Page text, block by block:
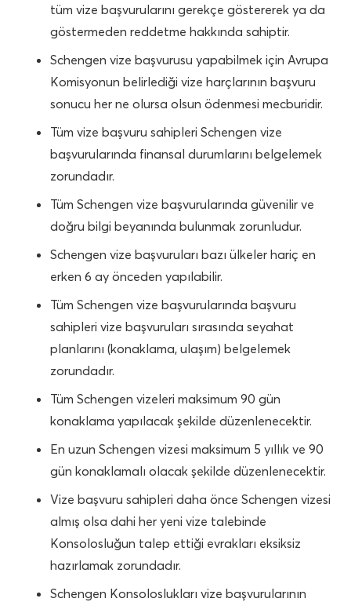
tüm vize başvurularını gerekçe göstererek ya da
göstermeden reddetme hakkında sahiptir.
Schengen vize başvurusu yapabilmek için Avrupa
Komisyonun belirlediği vize harçlarının başvuru
sonucu her ne olursa olsun ödenmesi mecburidir.
Tüm vize başvuru sahipleri Schengen vize
başvurularında finansal durumlarını belgelemek
zorundadır.
Tüm Schengen vize başvurularında güvenilir ve
doğru bilgi beyanında bulunmak zorunludur.
Schengen vize başvuruları bazı ülkeler hariç en
erken 6 ay önceden yapılabilir.
Tüm Schengen vize başvurularında başvuru
sahipleri vize başvuruları sırasında seyahat
planlarını (konaklama, ulaşım) belgelemek
zorundadır.
Tüm Schengen vizeleri maksimum 90 gün
konaklama yapılacak şekilde düzenlenecektir.
En uzun Schengen vizesi maksimum 5 yıllık ve 90
gün konaklamalı olacak şekilde düzenlenecektir.
Vize başvuru sahipleri daha önce Schengen vizesi
almış olsa dahi her yeni vize talebinde
Konsolosluğun talep ettiği evrakları eksiksiz
hazırlamak zorundadır.
Schengen Konsoloslukları vize başvurularının